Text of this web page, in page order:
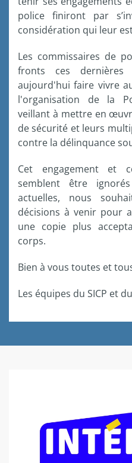
police finiront par
considération qui leur
Les commissaires de
fronts ces
aujourd'hui faire vivre
l'organisation de la
veillant à mettre en
de sécurité et leurs
contre la délinquance
Cet engagement et
semblent être
actuelles, nous
décisions à venir pour
une copie plus
corps.
Bien à vous toutes et
Les équipes du SICP et